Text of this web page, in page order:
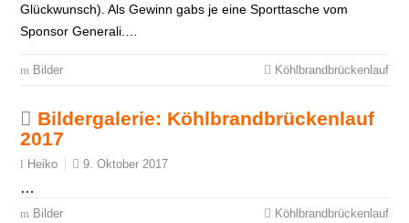
Glückwunsch). Als Gewinn gabs je eine Sporttasche vom
Sponsor Generali.…
Bilder Köhlbrandbrückenlauf
Bildergalerie: Köhlbrandbrückenlauf
2017
Heiko 9. Oktober 2017
…
Bilder Köhlbrandbrückenlauf